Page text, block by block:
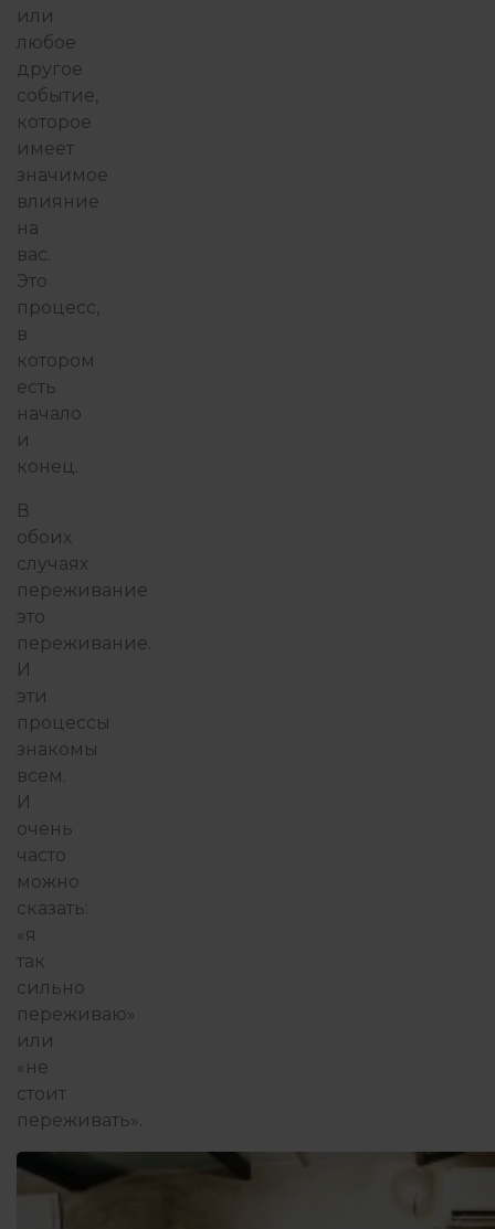
или
любое
другое
событие,
которое
имеет
значимое
влияние
на
вас.
Это
процесс,
в
котором
есть
начало
и
конец.
В
обоих
случаях
переживание
это
переживание.
И
эти
процессы
знакомы
всем.
И
очень
часто
можно
сказать:
«я
так
сильно
переживаю»
или
«не
стоит
переживать».